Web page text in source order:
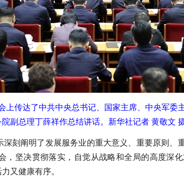
上传达了中共中央总书记、国家主席、中央军
副总理丁薛祥作总结讲话。新华社记者 黄敬文
刻阐明了发展服务业的重大意义、重要原则
，坚决贯彻落实，自觉从战略和全局的高度深
又健康有序。